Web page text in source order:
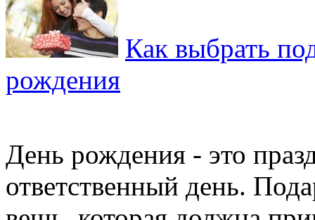
Как выбрать
рождения
День рождения - это
ответственный день.